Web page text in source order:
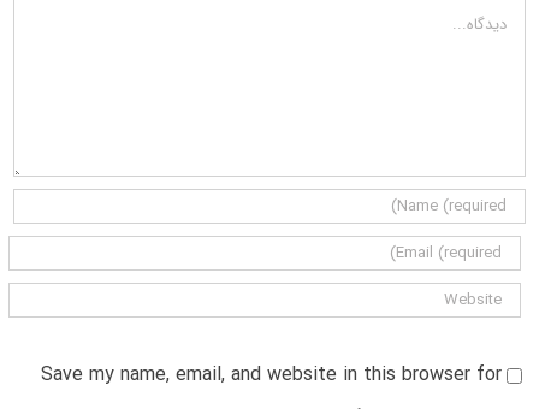
دیدگاه
Save my name, email, and website in this browser for